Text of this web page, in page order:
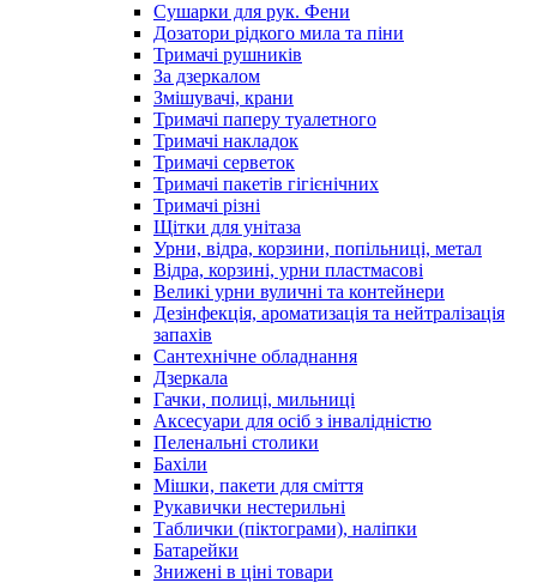
Сушарки для рук. Фени
Дозатори рідкого мила та піни
Тримачі рушників
За дзеркалом
Змішувачі, крани
Тримачі паперу туалетного
Тримачі накладок
Тримачі серветок
Тримачі пакетів гігієнічних
Тримачі різні
Щітки для унітаза
Урни, відра, корзини, попільниці, метал
Відра, корзині, урни пластмасові
Великі урни вуличні та контейнери
Дезінфекція, ароматизація та нейтралізація
запахів
Сантехнічне обладнання
Дзеркала
Гачки, полиці, мильниці
Аксесуари для осіб з інвалідністю
Пеленальні столики
Бахіли
Мішки, пакети для сміття
Рукавички нестерильні
Таблички (піктограми), наліпки
Батарейки
Знижені в ціні товари